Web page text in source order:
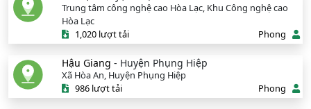
Trung tâm công nghệ cao Hòa Lạc, Khu Công nghệ cao
Hòa Lạc
1,020 lượt tải
Phong
Hậu Giang - Huyện Phụng Hiệp
Xã Hòa An, Huyện Phụng Hiệp
986 lượt tải
Phong